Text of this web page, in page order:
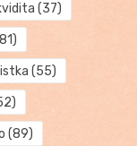
(37)
(55)
(89)